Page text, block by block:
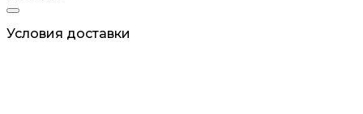
Условия доставки